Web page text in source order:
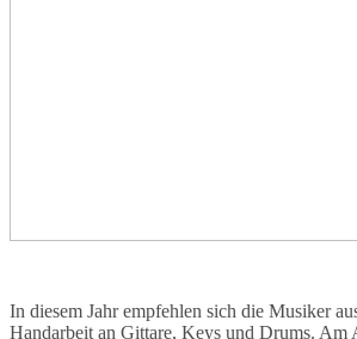
In diesem Jahr empfehlen sich die Musiker
Handarbeit an Gittare, Keys und Drums. Am